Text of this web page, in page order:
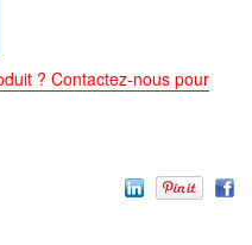
? Contactez-nous pour